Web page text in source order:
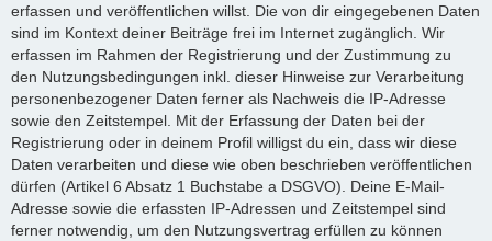
erfassen und veröffentlichen willst. Die von dir eingegebenen Daten
sind im Kontext deiner Beiträge frei im Internet zugänglich. Wir
erfassen im Rahmen der Registrierung und der Zustimmung zu
den Nutzungsbedingungen inkl. dieser Hinweise zur Verarbeitung
personenbezogener Daten ferner als Nachweis die IP-Adresse
sowie den Zeitstempel. Mit der Erfassung der Daten bei der
Registrierung oder in deinem Profil willigst du ein, dass wir diese
Daten verarbeiten und diese wie oben beschrieben veröffentlichen
dürfen (Artikel 6 Absatz 1 Buchstabe a DSGVO). Deine E-Mail-
Adresse sowie die erfassten IP-Adressen und Zeitstempel sind
ferner notwendig, um den Nutzungsvertrag erfüllen zu können